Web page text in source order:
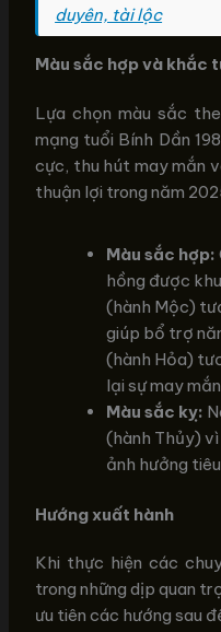
duyên, tài lộc
Màu sắc hợp và khắc
Lựa chọn màu sắc
mạng tuổi Bính Dần
cực, thu hút may mắn
thuận lợi trong năm
Màu sắc hợp:
hồng được
(hành Mộc)
giúp bổ trợ
(hành Hỏa)
lại sự may
Màu sắc kỵ:
(hành Thủy)
ảnh hưởng
Hướng xuất hành
Khi thực hiện các
trong những dịp quan
ưu tiên các hướng sau